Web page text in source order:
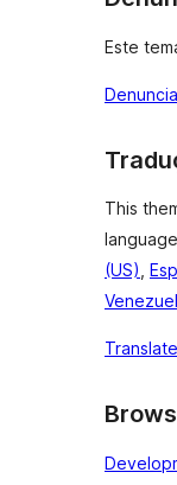
Este
This
(US),